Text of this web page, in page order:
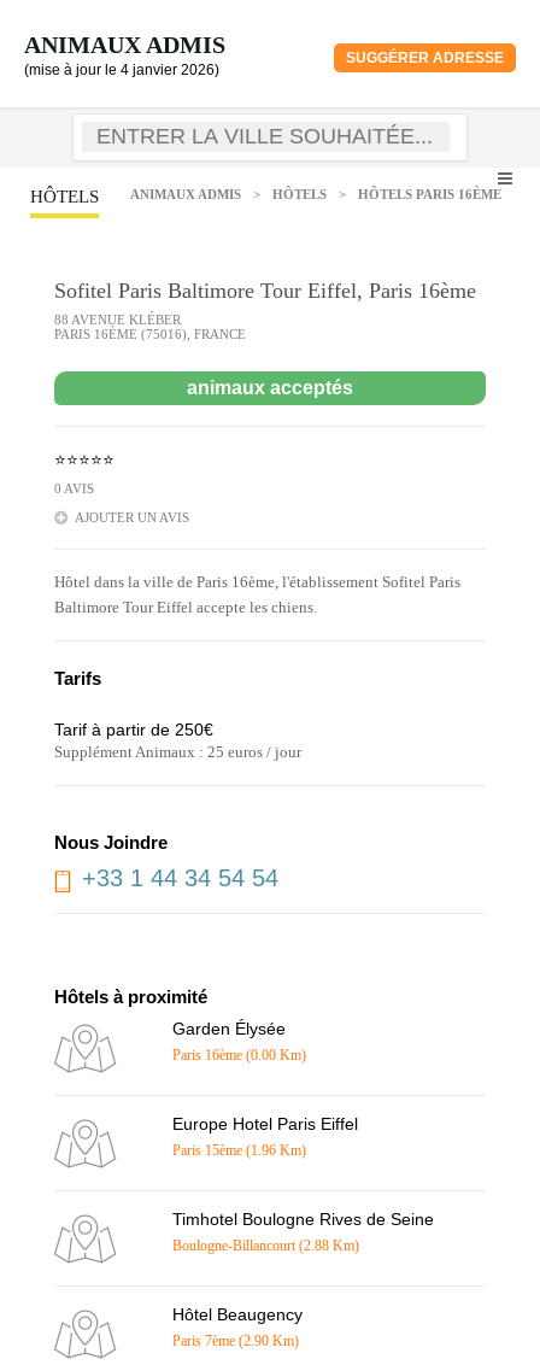
ANIMAUX ADMIS
(mise à jour le 4 janvier 2026)
SUGGÉRER ADRESSE
HÔTELS ANIMAUX ADMIS > HÔTELS > HÔTELS PARIS 16ÈME
Sofitel Paris Baltimore Tour Eiffel, Paris 16ème
88 AVENUE KLÉBER
PARIS 16ÈME (75016), FRANCE
animaux acceptés
⭐⭐⭐⭐⭐
0 AVIS
AJOUTER UN AVIS
Hôtel dans la ville de Paris 16ème, l'établissement Sofitel Paris
Baltimore Tour Eiffel accepte les chiens.
Tarifs
Tarif à partir de 250€
Supplément Animaux : 25 euros / jour
Nous Joindre
+33 1 44 34 54 54
Hôtels à proximité
Garden Élysée
Paris 16ème (0.00 Km)
Europe Hotel Paris Eiffel
Paris 15ème (1.96 Km)
Timhotel Boulogne Rives de Seine
Boulogne-Billancourt (2.88 Km)
Hôtel Beaugency
Paris 7ème (2.90 Km)